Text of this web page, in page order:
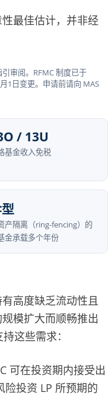
性最佳估计，并非经
引审阅。RFMC 制度已于
1日变更。申请前请向 MAS
/ 13U
基金收入免税
产隔离（ring-fencing）的
金承载多个年份
高度缺乏流动性且
模扩大而顺畅推出
这些需求：
可在投资期内接受出
投资 LP 所预期的